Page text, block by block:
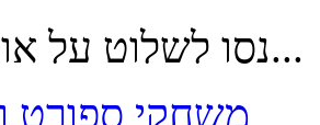
נסו לשלוט על אופנוע ים...
משחקי ספורט